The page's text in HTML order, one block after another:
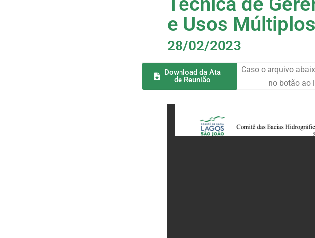
e Usos Múltiplos
28/02/2023
Download da Ata
de Reunião
Caso o arquivo
no botão ao